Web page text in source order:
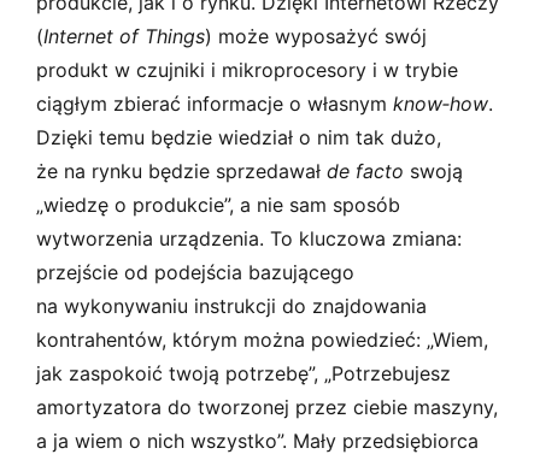
(Internet of Things) może wyposażyć swój
produkt w czujniki i mikroprocesory i w trybie
ciągłym zbierać informacje o własnym know­‑how.
Dzięki temu będzie wiedział o nim tak dużo,
że na rynku będzie sprzedawał de facto swoją
„wiedzę o produkcie”, a nie sam sposób
wytworzenia urządzenia. To kluczowa zmiana:
przejście od podejścia bazującego
na wykonywaniu instrukcji do znajdowania
kontrahentów, którym można powiedzieć: „Wiem,
jak zaspokoić twoją potrzebę”, „Potrzebujesz
amortyzatora do tworzonej przez ciebie maszyny,
a ja wiem o nich wszystko”. Mały przedsiębiorca